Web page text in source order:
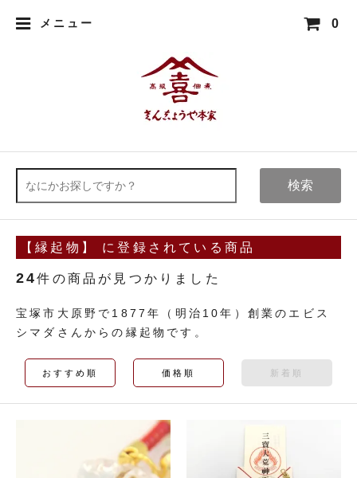
メニュー 0
検索
【縁起物】 に登録されている商品
24件の商品が見つかりました
宝塚市大原野で1877年（明治10年）創業のエビス
シマダさんからの縁起物です。
おすすめ順 価格順 新着順